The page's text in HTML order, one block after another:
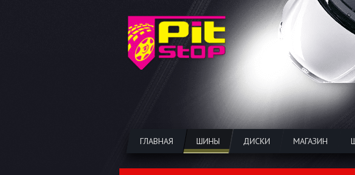
ГЛАВНАЯ ШИНЫ ДИСКИ МАГАЗИН